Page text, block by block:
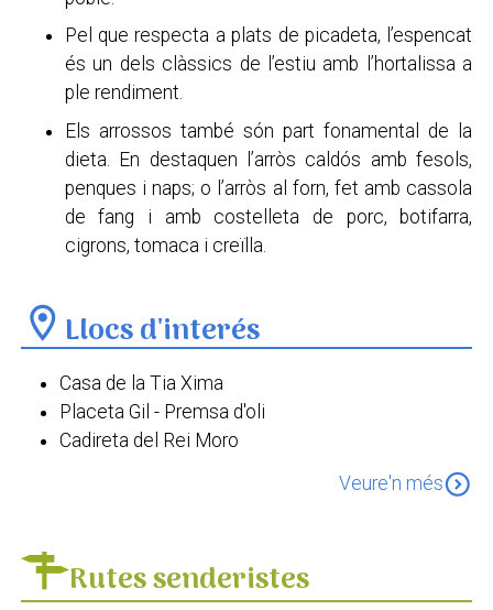
Pel que respecta a plats de picadeta, l’espencat
és un dels clàssics de l’estiu amb l’hortalissa a
ple rendiment.
Els arrossos també són part fonamental de la
dieta. En destaquen l’arròs caldós amb fesols,
penques i naps; o l’arròs al forn, fet amb cassola
de fang i amb costelleta de porc, botifarra,
cigrons, tomaca i creïlla.
location_on Llocs d'interés
Casa de la Tia Xima
Placeta Gil - Premsa d'oli
Cadireta del Rei Moro
Veure'n mésexpand_circle_down
Rutes senderistes